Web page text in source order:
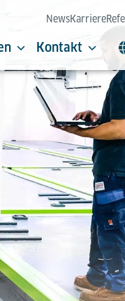
NewsKarriere
Kontakt